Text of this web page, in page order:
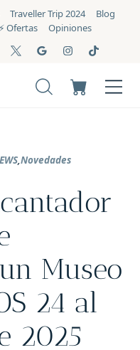
Traveller Trip 2024
Blog
⚡️ Ofertas Opiniones
,Novedades
Museo
24 al
2025